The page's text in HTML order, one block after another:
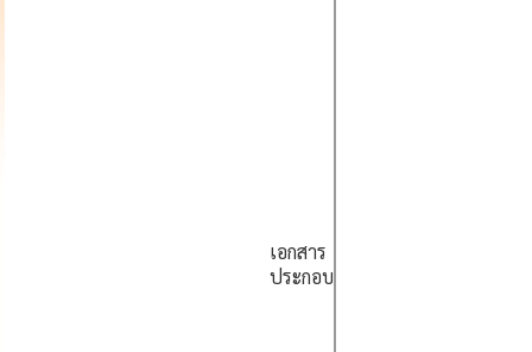
เอกสาร
ประกอบ